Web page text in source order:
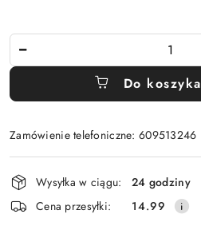
Do koszyka
Zamówienie telefoniczne: 609513246
Wyślij
Dostępność
i
dostawa
Wysyłka w ciągu:
24 godziny
Cena przesyłki:
14.99